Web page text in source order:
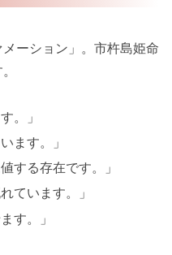
ーション」。市杵島姫命
。」
ます。」
する存在です。」
ています。」
す。」